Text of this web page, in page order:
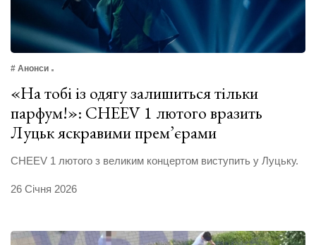
# Анонси
«На тобі із одягу залишиться тільки
парфум!»: CHEEV 1 лютого вразить
Луцьк яскравими прем’єрами
CHEEV 1 лютого з великим концертом виступить у Луцьку.
26 Січня 2026